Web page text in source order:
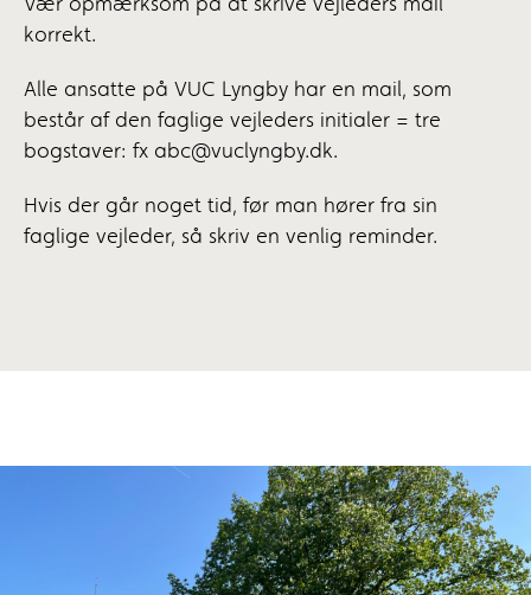
Vær opmærksom på at skrive vejleders mail
korrekt.
Alle ansatte på VUC Lyngby har en mail, som
består af den faglige vejleders initialer = tre
bogstaver: fx abc@vuclyngby.dk.
Hvis der går noget tid, før man hører fra sin
faglige vejleder, så skriv en venlig reminder.